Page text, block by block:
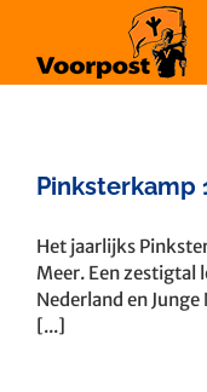
inhoud
Pinksterkamp
Het jaarlijks
Meer. Een zestigtal
Nederland en
[...]